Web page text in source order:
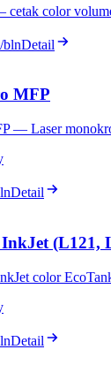
color
/blnDetail
MFP
— Laser
Detail
InkJet (L121,
color
Detail